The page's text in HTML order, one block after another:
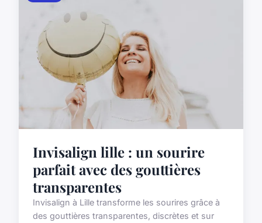
Invisalign lille : un sourire
parfait avec des gouttières
transparentes
Invisalign à Lille transforme les sourires grâce à
des gouttières transparentes, discrètes et sur